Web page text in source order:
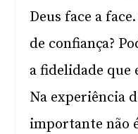
Deus face a
de confiança?
a fidelidade que
Na experiência
importante não